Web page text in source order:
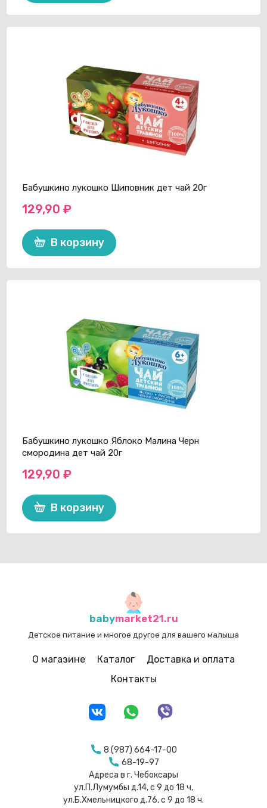
Бабушкино лукошко Шиповник дет чай 20г
129,90₽
В корзину
Бабушкино лукошко Яблоко Малина Черн
смородина дет чай 20г
129,90₽
В корзину
babymarket21.ru
Детское питание и многое другое для вашего малыша
О магазине Каталог
Доставка и оплата
Контакты
8 (987) 664-17-00
68-19-97
Адреса в г. Чебоксары
ул.П.Лумумбы д.14, с 9 до 18 ч,
ул.Б.Хмельницкого д.76, с 9 до 18 ч.